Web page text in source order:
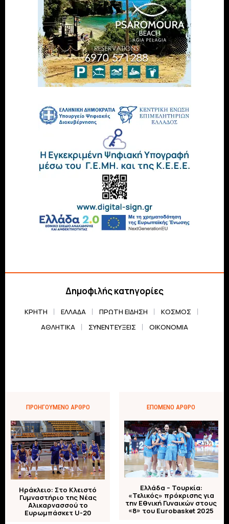
Δημοφιλής κατηγορίες
ΚΡΗΤΗ ΕΛΛΆΔΑ ΠΡΏΤΗ ΕΊΔΗΣΗ
ΚΌΣΜΟΣ
ΑΘΛΗΤΙΚΆ
ΣΥΝΕΝΤΕΎΞΕΙΣ ΟΙΚΟΝΟΜΊΑ
ΠΡΟΗΓΟΎΜΕΝΟ ΆΡΘΡΟ
Ηράκλειο: Στο Κλειστό
Γυμναστήριο της Νέας
Αλικαρνασσού το
Ευρωμπάσκετ U-20
ΕΠΌΜΕΝΟ ΆΡΘΡΟ
Ελλάδα – Τουρκία:
«Τελικός» πρόκρισης για
την Εθνική Γυναικών στους
«8» του Eurobasket 2025